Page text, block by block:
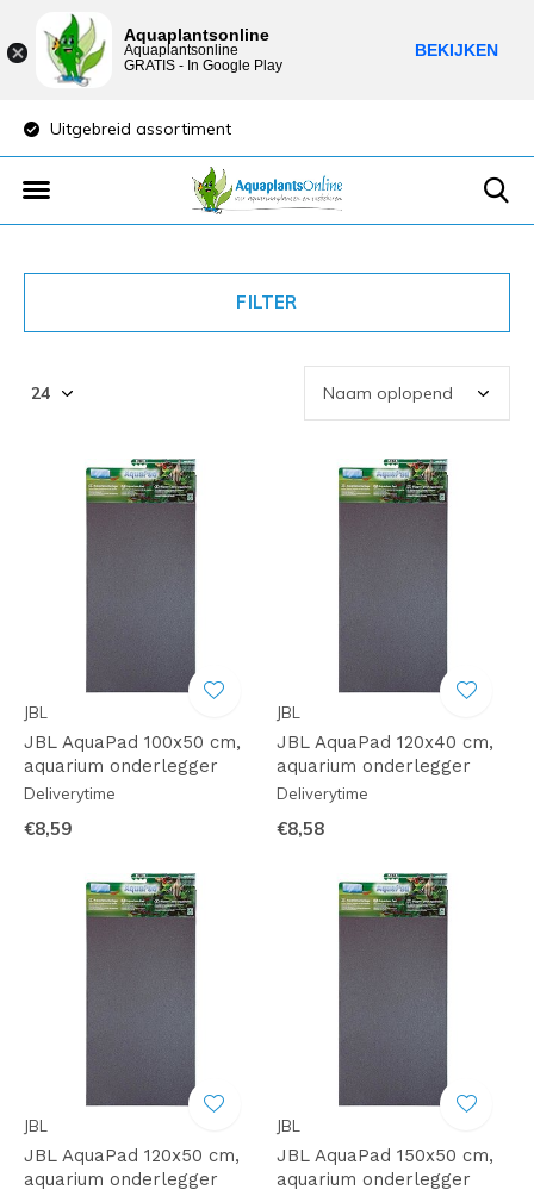
assortiment
FILTER
JBL
JBL AquaPad 100x50 cm,
aquarium onderlegger
Deliverytime
€8,59
JBL
JBL AquaPad 120x40 cm,
aquarium onderlegger
Deliverytime
€8,58
JBL
JBL AquaPad 120x50 cm,
aquarium onderlegger
JBL
JBL AquaPad 150x50 cm,
aquarium onderlegger
Aquaplantsonline
Aquaplantsonline
GRATIS - In Google Play
BEKIJKEN